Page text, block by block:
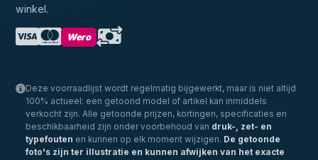
winkel.
Wero
Deze voorraadlijst wordt regelmatig bijgewerkt, maar is niet altijd
100% actueel: een getoond model of artikel kan inmiddels
verkocht zijn. Alle getoonde prijzen, kortingen, specificaties en
beschikbaarheid zijn onder voorbehoud van druk-, zet- en
typefouten en kunnen op elk moment wijzigen. De getoonde
foto's zijn ter illustratie en kunnen afwijken van het exacte